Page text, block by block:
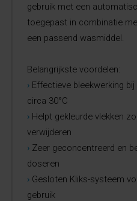
gebruik met een
toegepast in combinatie
een passend wasmiddel.
Belangrijkste voordelen:
› Effectieve bleekwerking
circa 30°C
› Helpt gekleurde vlekken
verwijderen
› Zeer geconcentreerd en
doseren
› Gesloten Kliks-systeem
gebruik